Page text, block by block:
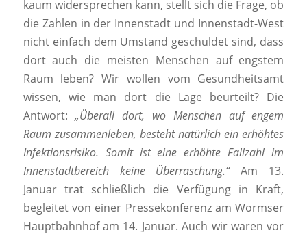
kaum widersprechen kann, stellt sich die Frage, ob
die Zahlen in der Innenstadt und Innenstadt-West
nicht einfach dem Umstand geschuldet sind, dass
dort auch die meisten Menschen auf engstem
Raum leben? Wir wollen vom Gesundheitsamt
wissen, wie man dort die Lage beurteilt? Die
Antwort:„Überall dort, wo Menschen auf engem
Raum zusammenleben, besteht natürlich ein erhöhtes
Infektionsrisiko. Somit ist eine erhöhte Fallzahl im
Innenstadtbereich keine Überraschung.“Am 13.
Januar trat schließlich die Verfügung in Kraft,
begleitet von einer Pressekonferenz am Wormser
Hauptbahnhof am 14. Januar. Auch wir waren vor